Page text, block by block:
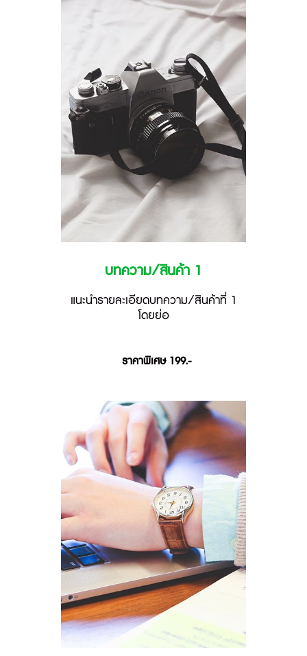
บทความ/สินค้า 1
แนะนำรายละเอียดบทความ/สินค้าที่ 1
โดยย่อ
ราคาพิเศษ 199.-